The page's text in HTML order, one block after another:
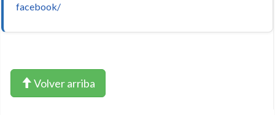
facebook/
Volver arriba